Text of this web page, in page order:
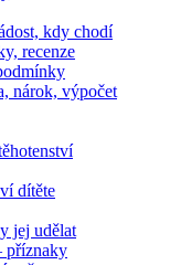
kdy chodí
recenze
nárok, výpočet
dítěte
jej udělat
příznaky